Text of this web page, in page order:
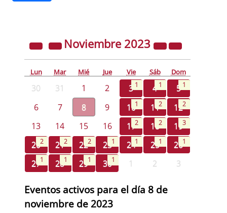
Noviembre 2023
Lun Mar Mié Jue Vie Sáb Dom
30 31 1 2 3 1 4 1 5 1
6 7 8 9 101 112 122
13 14 15 16 172 182 193
202 212 222 231 241 251 261
271 281 291 301 1 2 3
Eventos activos para el día 8 de
noviembre de 2023